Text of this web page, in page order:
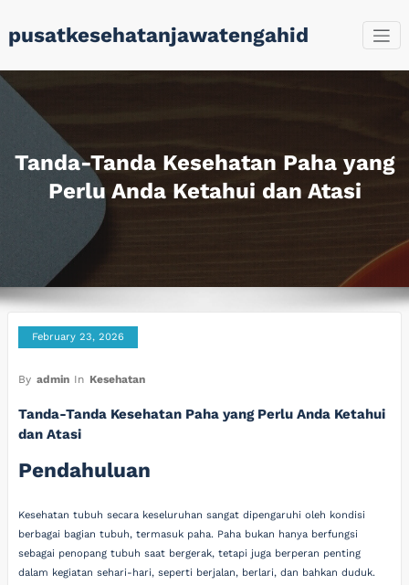
to
content
pusatkesehatanjawatengahid
Tanda-Tanda Kesehatan Paha yang
Perlu Anda Ketahui dan Atasi
February 23, 2026
By admin In Kesehatan
Tanda-Tanda Kesehatan Paha yang Perlu Anda Ketahui
dan Atasi
Pendahuluan
Kesehatan tubuh secara keseluruhan sangat dipengaruhi oleh kondisi
berbagai bagian tubuh, termasuk paha. Paha bukan hanya berfungsi
sebagai penopang tubuh saat bergerak, tetapi juga berperan penting
dalam kegiatan sehari-hari, seperti berjalan, berlari, dan bahkan duduk.